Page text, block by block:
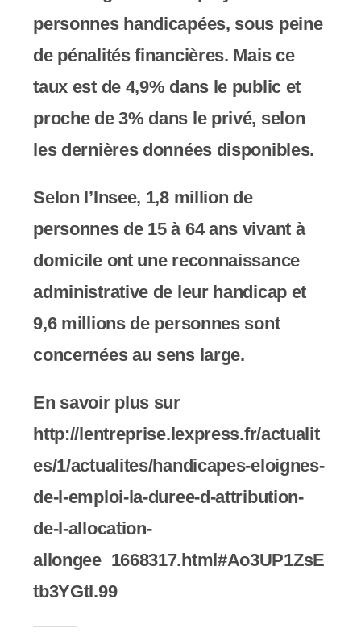
personnes handicapées, sous peine
de pénalités financières. Mais ce
taux est de 4,9% dans le public et
proche de 3% dans le privé, selon
les dernières données disponibles.
Selon l’Insee, 1,8 million de
personnes de 15 à 64 ans vivant à
domicile ont une reconnaissance
administrative de leur handicap et
9,6 millions de personnes sont
concernées au sens large.
En savoir plus sur
http://lentreprise.lexpress.fr/actualit
es/1/actualites/handicapes-eloignes-
de-l-emploi-la-duree-d-attribution-
de-l-allocation-
allongee_1668317.html#Ao3UP1ZsE
tb3YGtI.99